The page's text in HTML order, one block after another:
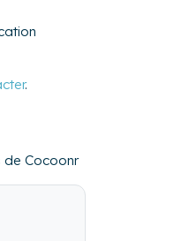
.
de Cocoonr